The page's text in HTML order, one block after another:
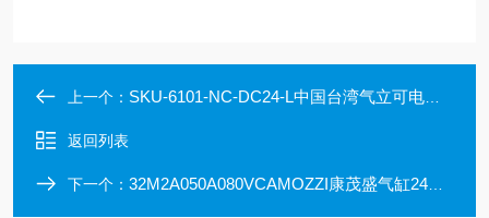
上一个： SKU-6101-NC-DC24-L中国台湾气立可电磁阀SV-6102-24VDC-KL原装正品
返回列表
下一个： 32M2A050A080VCAMOZZI康茂盛气缸24N2A16A080正品原装